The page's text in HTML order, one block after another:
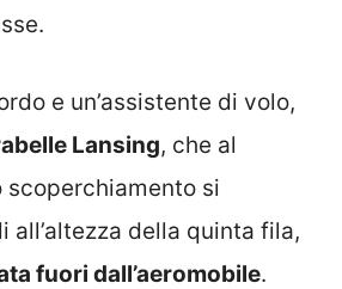
e un’assistente di volo,
Lansing, che al
scoperchiamento si
all’altezza della quinta fila,
fuori dall’aeromobile.